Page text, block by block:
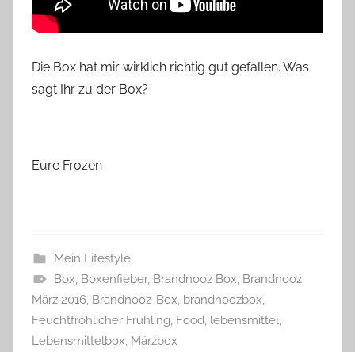
Die Box hat mir wirklich richtig gut gefallen. Was
sagt Ihr zu der Box?
Eure Frozen
Mein Lifestyle
Box, Boxenfieber, Brandnooz Box, Brandnooz
März 2016, Brandnooz-Box, brandnoozbox,
Feuchtfröhlicher Frühling, Food, lebensmittel,
Lebensmittelbox, Märzbox